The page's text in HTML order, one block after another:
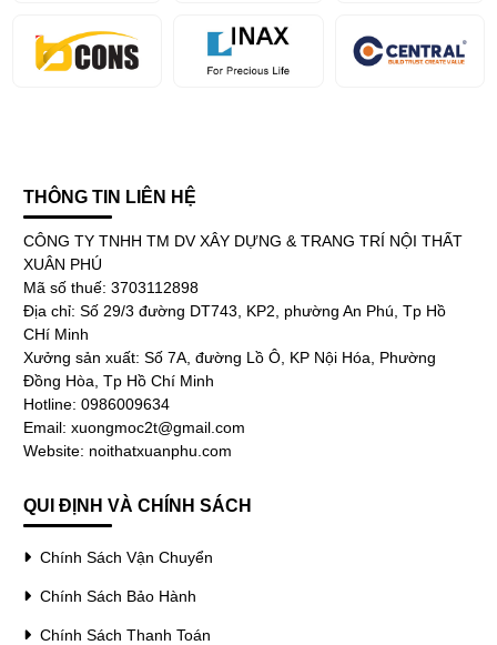
THÔNG TIN LIÊN HỆ
CÔNG TY TNHH TM DV XÂY DỰNG & TRANG TRÍ NỘI THẤT
XUÂN PHÚ
Mã số thuế: 3703112898
Địa chỉ: Số 29/3 đường DT743, KP2, phường An Phú, Tp Hồ
CHí Minh
Xưởng sản xuất: Số 7A, đường Lồ Ô, KP Nội Hóa, Phường
Đồng Hòa, Tp Hồ Chí Minh
Hotline: 0986009634
Email: xuongmoc2t@gmail.com
Website: noithatxuanphu.com
QUI ĐỊNH VÀ CHÍNH SÁCH
Chính Sách Vận Chuyển
Chính Sách Bảo Hành
Chính Sách Thanh Toán